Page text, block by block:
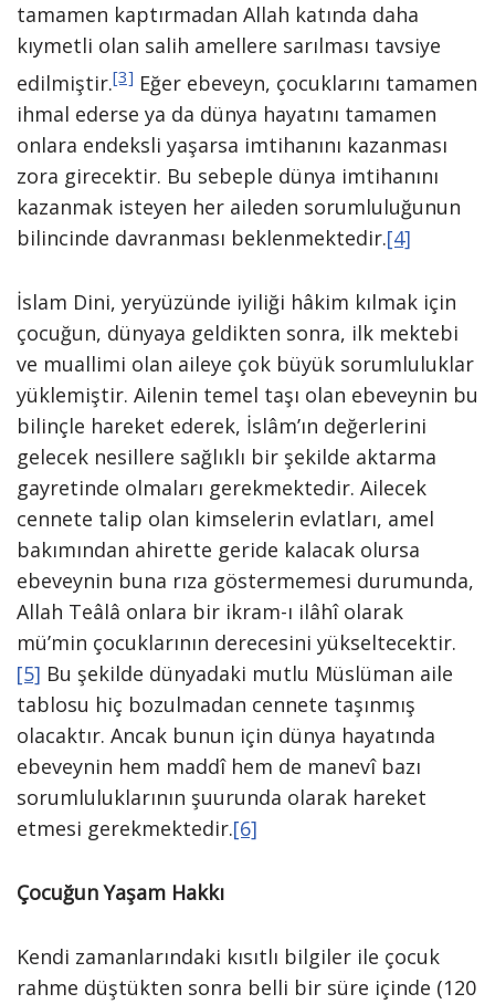
tamamen kaptırmadan Allah katında daha
kıymetli olan salih amellere sarılması tavsiye
edilmiştir.[3] Eğer ebeveyn, çocuklarını tamamen
ihmal ederse ya da dünya hayatını tamamen
onlara endeksli yaşarsa imtihanını kazanması
zora girecektir. Bu sebeple dünya imtihanını
kazanmak isteyen her aileden sorumluluğunun
bilincinde davranması beklenmektedir.[4]
İslam Dini, yeryüzünde iyiliği hâkim kılmak için
çocuğun, dünyaya geldikten sonra, ilk mektebi
ve muallimi olan aileye çok büyük sorumluluklar
yüklemiştir. Ailenin temel taşı olan ebeveynin bu
bilinçle hareket ederek, İslâm’ın değerlerini
gelecek nesillere sağlıklı bir şekilde aktarma
gayretinde olmaları gerekmektedir. Ailecek
cennete talip olan kimselerin evlatları, amel
bakımından ahirette geride kalacak olursa
ebeveynin buna rıza göstermemesi durumunda,
Allah Teâlâ onlara bir ikram-ı ilâhî olarak
mü’min çocuklarının derecesini yükseltecektir.
[5] Bu şekilde dünyadaki mutlu Müslüman aile
tablosu hiç bozulmadan cennete taşınmış
olacaktır. Ancak bunun için dünya hayatında
ebeveynin hem maddî hem de manevî bazı
sorumluluklarının şuurunda olarak hareket
etmesi gerekmektedir.[6]
Çocuğun Yaşam Hakkı
Kendi zamanlarındaki kısıtlı bilgiler ile çocuk
rahme düştükten sonra belli bir süre içinde (120